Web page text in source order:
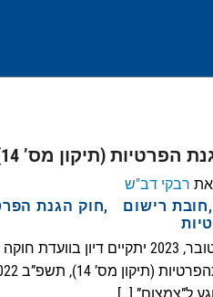
(תיקון מס’ 14), תשפ”ב 2022-
רבקי דב"ש
חובת רישום חוק הגנת
בתאריך 16 באוקטובר, 2023 יתקיים